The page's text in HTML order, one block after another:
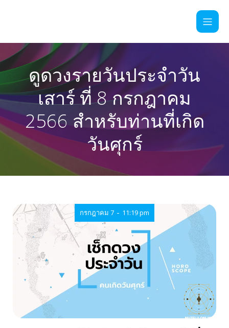
ดูดวงรายวันประจำวัน
เสาร์ ที่ 8 กรกฎาคม
2566 สำหรับท่านที่เกิด
วันศุกร์
กรกฎาคม 7 - 11:19 pm